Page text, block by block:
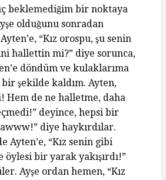
beklemediğim bir noktaya
olduğunu sonradan
“Kız orospu, şu senin
hallettin mi?” diye sorunca,
döndüm ve kulaklarıma
bir şekilde kaldım. Ayten,
Hem de ne halletme, daha
deyince, hepsi bir
diye haykırdılar.
Ayten’e, “Kız senin gibi
bir yarak yakışırdı!”
Ayşe ordan hemen, “Kız